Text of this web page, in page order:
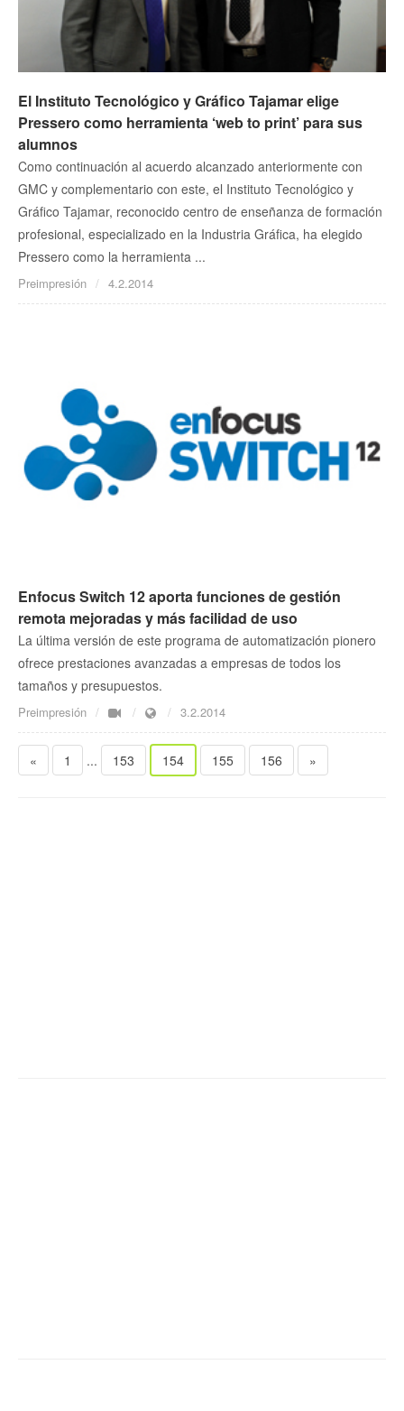
El Instituto Tecnológico y Gráfico Tajamar elige
Pressero como herramienta ‘web to print’ para sus
alumnos
Como continuación al acuerdo alcanzado anteriormente con
GMC y complementario con este, el Instituto Tecnológico y
Gráfico Tajamar, reconocido centro de enseñanza de formación
profesional, especializado en la Industria Gráfica, ha elegido
Pressero como la herramienta ...
Preimpresión 4.2.2014
Enfocus Switch 12 aporta funciones de gestión
remota mejoradas y más facilidad de uso
La última versión de este programa de automatización pionero
ofrece prestaciones avanzadas a empresas de todos los
tamaños y presupuestos.
Preimpresión 3.2.2014
« 1 ... 153 154 155 156 »